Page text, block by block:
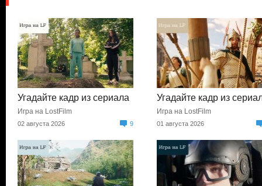
Угадайте кадр из сериала
Игра на LostFilm
02 августа 2026 9
Угадайте кадр из
Игра на LostFilm
01 августа 2026